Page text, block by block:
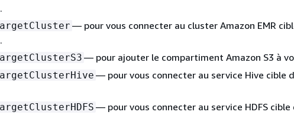
— pour vous connecter au cluster Amazon EMR
— pour ajouter le compartiment Amazon S3 à
— pour vous connecter au service Hive cible
— pour vous connecter au service HDFS cible